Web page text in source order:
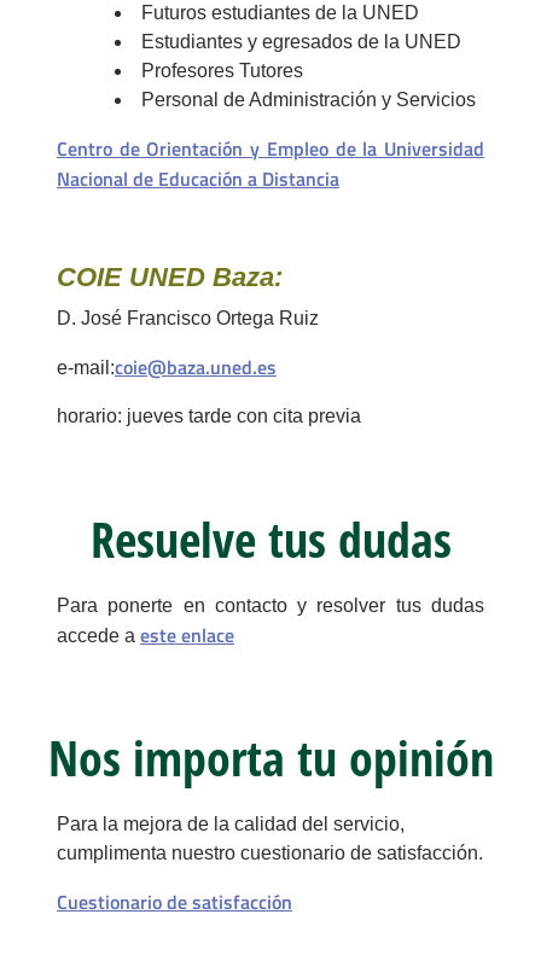
Futuros estudiantes de la UNED
Estudiantes y egresados de la UNED
Profesores Tutores
Personal de Administración y Servicios
Centro de Orientación y Empleo de la Universidad
Nacional de Educación a Distancia
COIE UNED Baza:
D. José Francisco Ortega Ruiz
e-mail:coie@baza.uned.es
horario: jueves tarde con cita previa
Resuelve tus dudas
Para ponerte en contacto y resolver tus dudas
accede a este enlace
Nos importa tu opinión
Para la mejora de la calidad del servicio,
cumplimenta nuestro cuestionario de satisfacción.
Cuestionario de satisfacción